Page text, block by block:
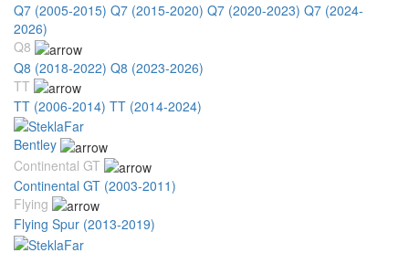
Q7 (2005-2015) Q7 (2015-2020) Q7 (2020-2023) Q7 (2024-
2026)
Q8
Q8 (2018-2022) Q8 (2023-2026)
TT
TT (2006-2014) TT (2014-2024)
Bentley
Continental GT
Continental GT (2003-2011)
Flying
Flying Spur (2013-2019)